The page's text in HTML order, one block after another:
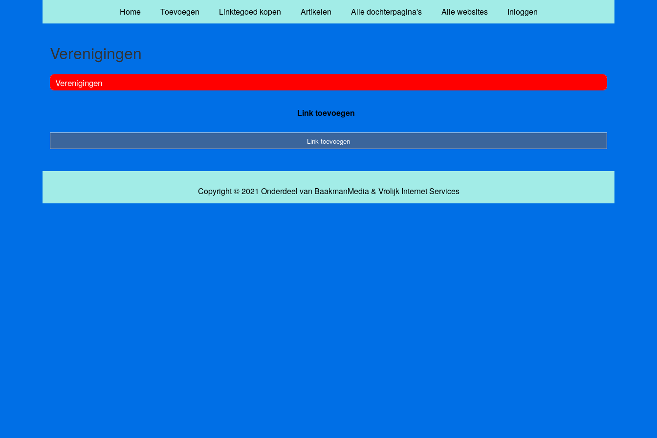
Home Toevoegen Linktegoed kopen Artikelen Alle dochterpagina's Alle websites Inloggen
Verenigingen
Verenigingen
Link toevoegen
Link toevoegen
Copyright © 2021 Onderdeel van BaakmanMedia& Vrolijk Internet Services